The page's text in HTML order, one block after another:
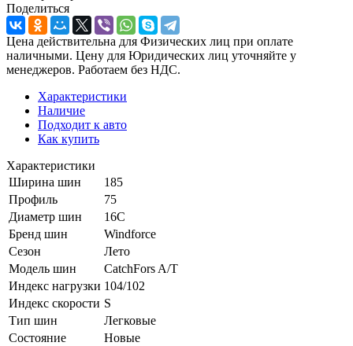
Поделиться
Цена действительна для Физических лиц при оплате
наличными. Цену для Юридических лиц уточняйте у
менеджеров. Работаем без НДС.
Характеристики
Наличие
Подходит к авто
Как купить
Характеристики
Ширина шин
185
Профиль
75
Диаметр шин
16C
Бренд шин
Windforce
Сезон
Лето
Модель шин
CatchFors A/T
Индекс нагрузки 104/102
Индекс скорости S
Тип шин
Легковые
Состояние
Новые